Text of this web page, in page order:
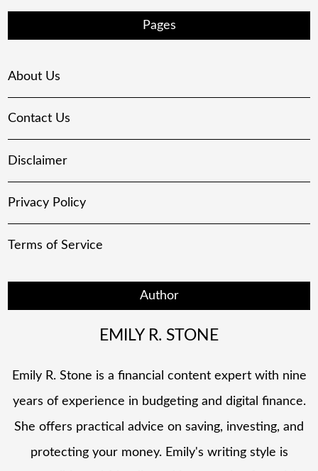
Pages
About Us
Contact Us
Disclaimer
Privacy Policy
Terms of Service
Author
EMILY R. STONE
Emily R. Stone is a financial content expert with nine
years of experience in budgeting and digital finance.
She offers practical advice on saving, investing, and
protecting your money. Emily's writing style is